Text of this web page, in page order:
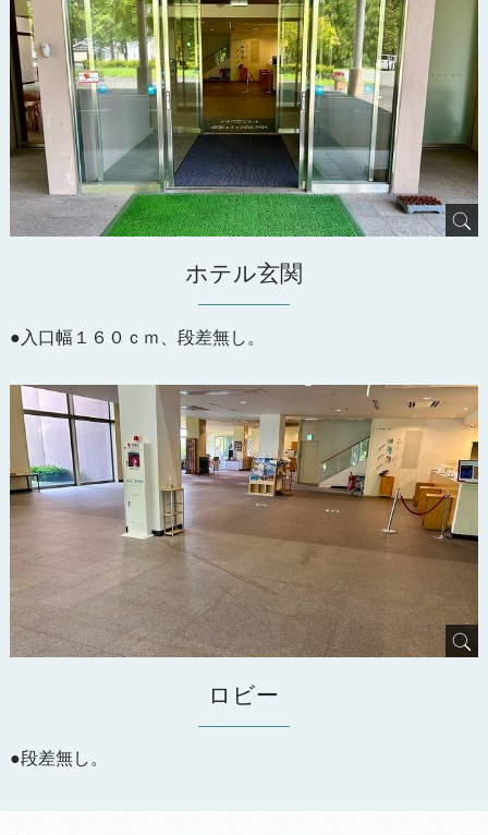
ホテル玄関
●入口幅１６０ｃｍ、段差無し。
ロビー
●段差無し。